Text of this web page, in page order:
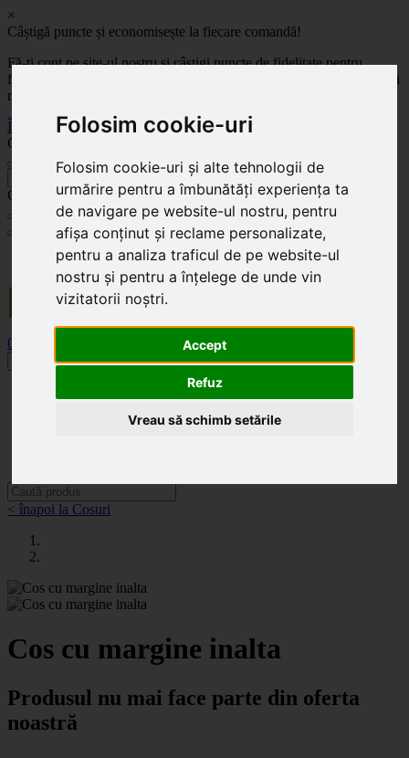
Folosim cookie-uri
Folosim cookie-uri și alte tehnologii de
urmărire pentru a îmbunătăți experiența ta
de navigare pe website-ul nostru, pentru
afișa conținut și reclame personalizate,
pentru a analiza traficul de pe website-ul
nostru și pentru a înțelege de unde vin
vizitatorii noștri.
Accept
Refuz
Vreau să schimb setările
×
Câștigă puncte și economisește la fiecare comandă!
Fă-ți cont pe site-ul nostru și câștigi puncte de fidelitate pentru
fiecare comandă! Cu cât comanzi mai mult, cu atât economisești mai
mult!
Înregistrează-te acum
Celoplast
Celoplast
Transportul este GRATUIT pentru comenzile mai mari de 350 Lei. Comanda minimă în
valoare de 100 Lei. Expediere în 1 - 2 zile lucrătoare.
0
Toggle navigation
< înapoi la Cosuri
Cos cu margine inalta
Produsul nu mai face parte din oferta
noastră